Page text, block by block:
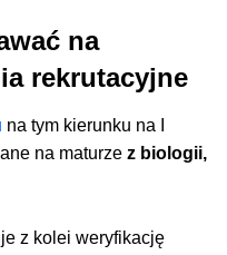
na
rekrutacyjne
na tym kierunku na I
na maturzez biologii,
z kolei weryfikację